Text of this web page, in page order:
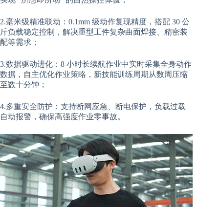
2.毫米级精准联动：0.1mm 级动作复现精度，搭配 30 公
斤负载稳定控制，解决重型工件复杂曲面焊接、精密装
配等需求；
3.数据驱动进化：8 小时长续航作业中实时采集全身动作
数据，自主优化作业策略，新技能训练周期从数周压缩
至数十分钟；
4.多重安全防护：支持断网应急、断电保护，负载过载
自动报警，确保高强度作业零事故。